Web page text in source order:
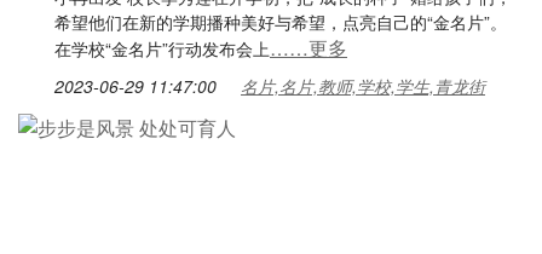
希望他们在新的学期播种美好与希望，点亮自己的“金名片”。
在学校“金名片”行动发布会上……更多
2023-06-29 11:47:00 名片,名片,教师,学校,学生,青龙街